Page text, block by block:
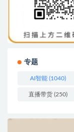
专题
AI智能 (1040)
直播带货 (250)